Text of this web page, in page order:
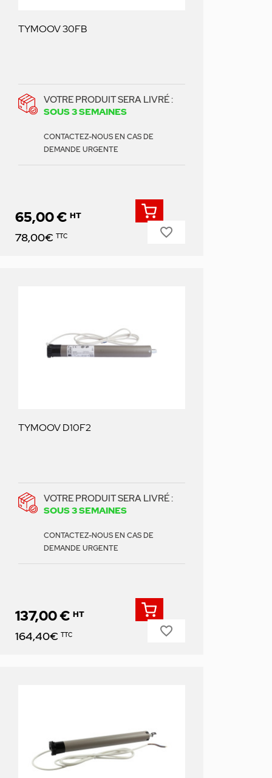
TYMOOV 30FB
VOTRE PRODUIT SERA LIVRÉ :
SOUS 3 SEMAINES
CONTACTEZ-NOUS EN CAS DE
DEMANDE URGENTE
Prix
65,00 € HT
78,00€ TTC favorite_border
TYMOOV D10F2
VOTRE PRODUIT SERA LIVRÉ :
SOUS 3 SEMAINES
CONTACTEZ-NOUS EN CAS DE
DEMANDE URGENTE
Prix
137,00 € HT
164,40€ TTC favorite_border